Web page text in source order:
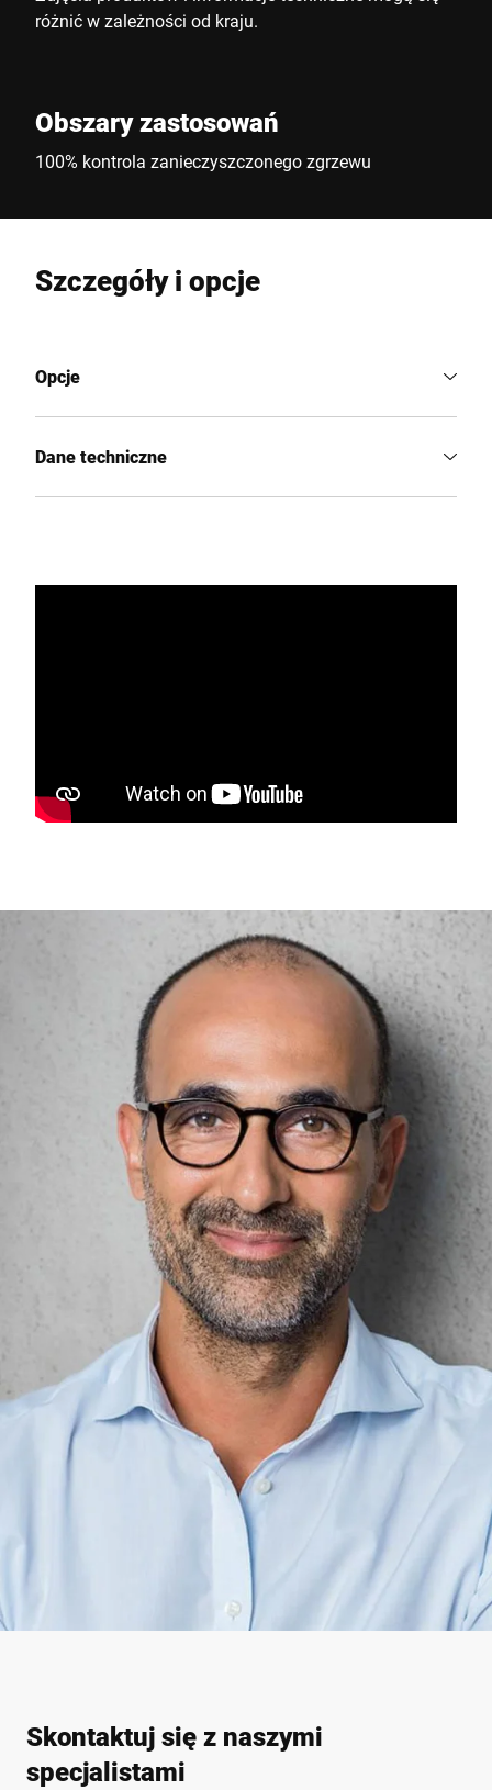
różnić w zależności od kraju.
Obszary zastosowań
100% kontrola zanieczyszczonego zgrzewu
Szczegóły i opcje
Opcje
Dane techniczne
Skontaktuj się z naszymi
specjalistami